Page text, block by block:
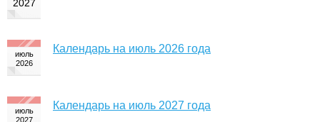
Календарь на июль 2026 года
Календарь на июль 2027 года